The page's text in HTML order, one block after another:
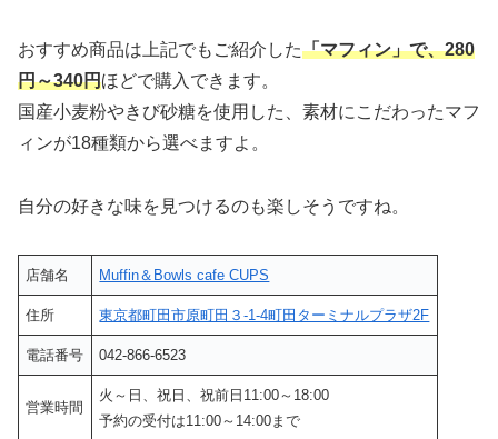
おすすめ商品は上記でもご紹介した「マフィン」で、280
円～340円ほどで購入できます。
国産小麦粉やきび砂糖を使用した、素材にこだわったマフ
ィンが18種類から選べますよ。
自分の好きな味を見つけるのも楽しそうですね。
店舗名 Muffin＆Bowls cafe CUPS
住所 東京都町田市原町田３-1-4町田ターミナルプラザ2F
電話番号 042-866-6523
営業時間
火～日、祝日、祝前日11:00～18:00
予約の受付は11:00～14:00まで